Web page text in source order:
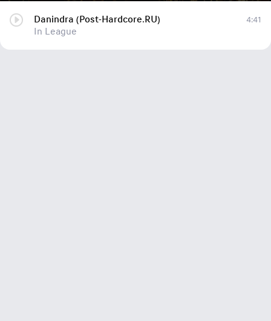
Danindra (Post-Hardcore.RU)
In League
4:41